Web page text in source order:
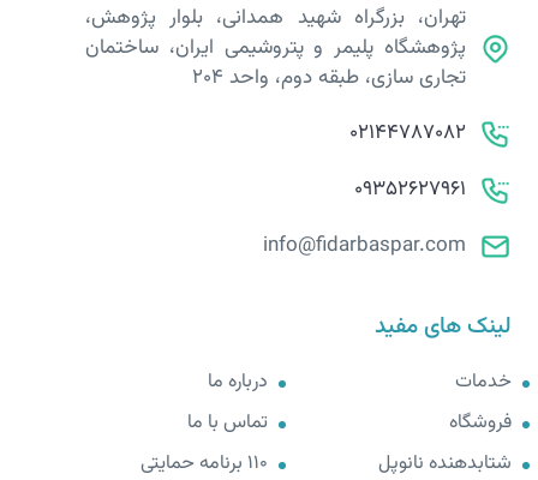
تهران، بزرگراه شهید همدانی، بلوار پژوهش،
پژوهشگاه پلیمر و پتروشیمی ایران، ساختمان
تجاری سازی، طبقه دوم، واحد 204
02144787082
09352627961
info@fidarbaspar.com
لینک های مفید
خدمات
فروشگاه
شتابدهنده نانوپل
درباره ما
تماس با ما
110 برنامه حمایتی